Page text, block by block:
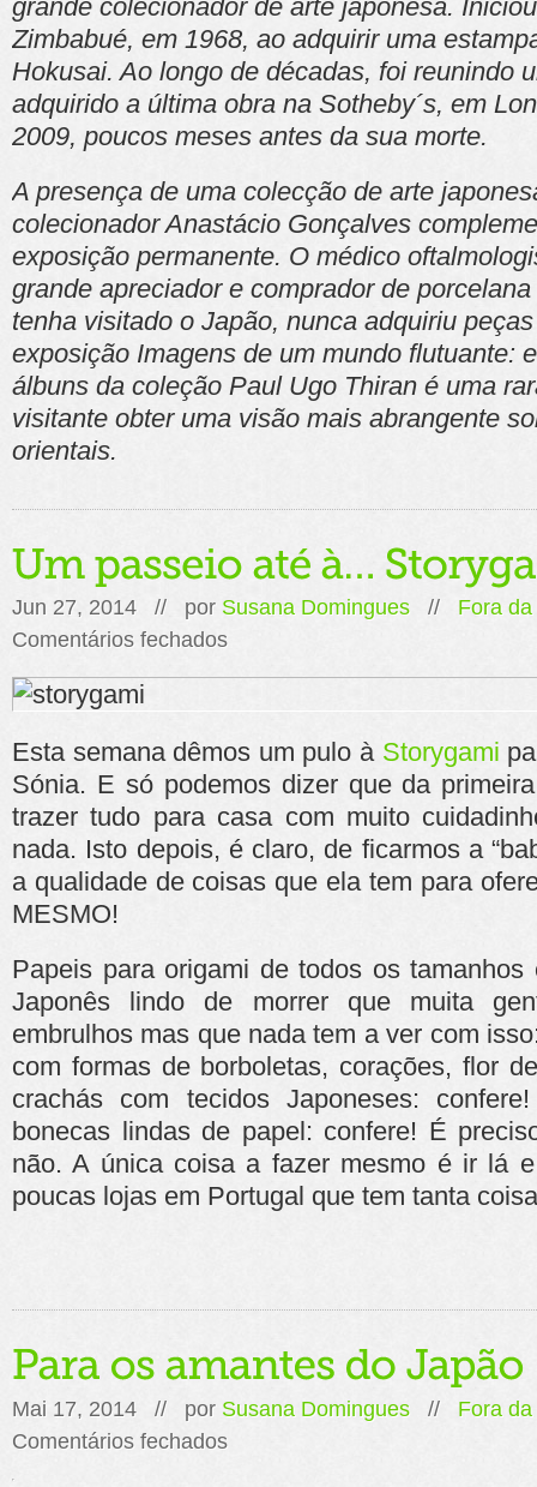
grande colecionador de arte japonesa.
Zimbabué, em 1968, ao adquirir uma
Hokusai. Ao longo de décadas, foi reunindo
adquirido a última obra na Sotheby´s, em
2009, poucos meses antes da sua morte.
A presença de uma colecção de arte
colecionador Anastácio Gonçalves
exposição permanente. O médico
grande apreciador e comprador de
tenha visitado o Japão, nunca adquiriu
exposição Imagens de um mundo flutuante:
álbuns da coleção Paul Ugo Thiran é uma
visitante obter uma visão mais abrangente
orientais.
Jun 27, 2014 // por Susana Domingues // Fora
Comentários fechados
Esta semana dêmos um pulo à Storygami
Sónia. E só podemos dizer que da
trazer tudo para casa com muito
nada. Isto depois, é claro, de ficarmos a
a qualidade de coisas que ela tem para
MESMO!
Papeis para origami de todos os
Japonês lindo de morrer que muita
embrulhos mas que nada tem a ver com
com formas de borboletas, corações, flor
crachás com tecidos Japoneses:
bonecas lindas de papel: confere! É
não. A única coisa a fazer mesmo é ir lá
poucas lojas em Portugal que tem tanta
Mai 17, 2014 // por Susana Domingues // Fora
Comentários fechados